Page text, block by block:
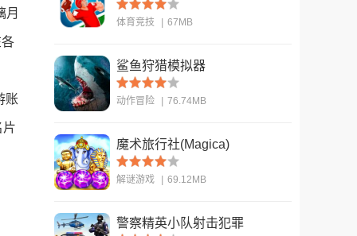
月
账
片
Cup - Stickman
Soccer)
体育竞技 67MB
鲨鱼狩猎模拟器
动作冒险 76.74MB
魔术旅行社(Magica)
解谜游戏 69.12MB
警察精英小队射击犯罪